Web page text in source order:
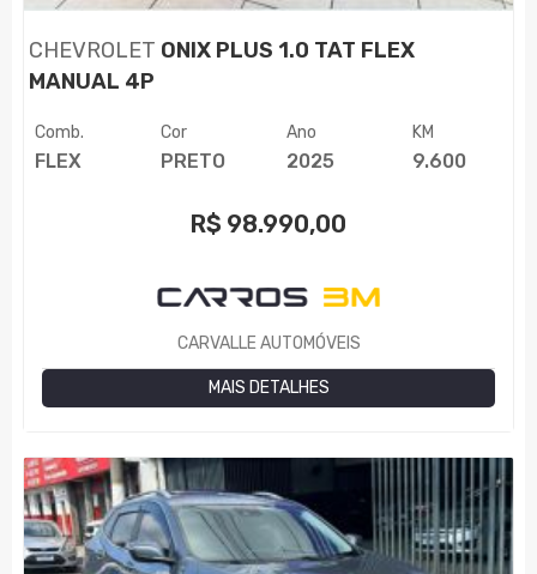
CHEVROLET ONIX PLUS 1.0 TAT FLEX
MANUAL 4P
Comb.
FLEX
Cor
PRETO
Ano
2025
KM
9.600
R$ 98.990,00
CARVALLE AUTOMÓVEIS
MAIS DETALHES